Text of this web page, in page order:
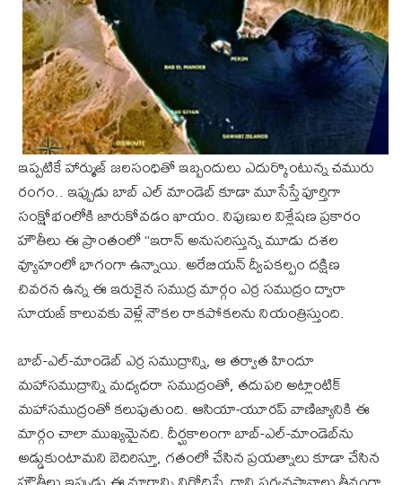
ఇప్పటికే హార్ముజ్ జలసంధితో ఇబ్బందులు ఎదుర్కొంటున్న చమురు
రంగం.. ఇప్పుడు బాబ్ ఎల్ మాండెబ్ కూడా మూసేస్తే పూర్తిగా
సంక్షోభంలోకి జారుకోవడం ఖాయం. నిపుణుల విశ్లేషణ ప్రకారం
హౌతీలు ఈ ప్రాంతంలో “ఇరాన్ అనుసరిస్తున్న మూడు దశల
వ్యూహంలో భాగంగా ఉన్నాయి. అరేబియన్ ద్వీపకల్పం దక్షిణ
చివరన ఉన్న ఈ ఇరుకైన సముద్ర మార్గం ఎర్ర సముద్రం ద్వారా
సూయజ్ కాలువకు వెళ్లే నౌకల రాకపోకలను నియంత్రిస్తుంది.
బాబ్-ఎల్-మాండెబ్ ఎర్ర సముద్రాన్ని, ఆ తర్వాత హిందూ
మహాసముద్రాన్ని మధ్యధరా సముద్రంతో, తదుపరి అట్లాంటిక్
మహాసముద్రంతో కలుపుతుంది. ఆసియా-యూరప్ వాణిజ్యానికి ఈ
మార్గం చాలా ముఖ్యమైనది. దీర్ఘకాలంగా బాబ్-ఎల్-మాండెబ్‌ను
అడ్డుకుంటామని బెదిరిస్తూ, గతంలో చేసిన ప్రయత్నాలు కూడా చేసిన